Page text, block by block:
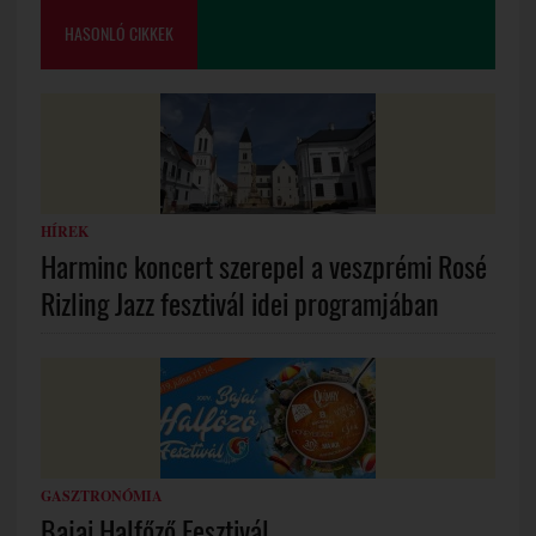
HASONLÓ CIKKEK
HÍREK
Harminc koncert szerepel a veszprémi Rosé
Rizling Jazz fesztivál idei programjában
GASZTRONÓMIA